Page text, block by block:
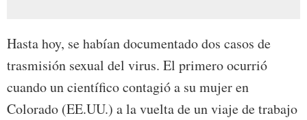
Hasta hoy, se habían documentado dos casos de
trasmisión sexual del virus. El primero ocurrió
cuando un científico contagió a su mujer en
Colorado (EE.UU.) a la vuelta de un viaje de trabajo